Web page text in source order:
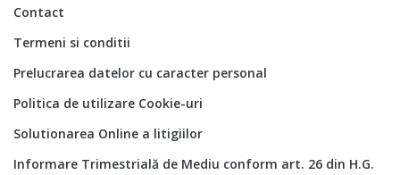
Contact
Termeni si conditii
Prelucrarea datelor cu caracter personal
Politica de utilizare Cookie-uri
Solutionarea Online a litigiilor
Informare Trimestrială de Mediu conform art. 26 din H.G.